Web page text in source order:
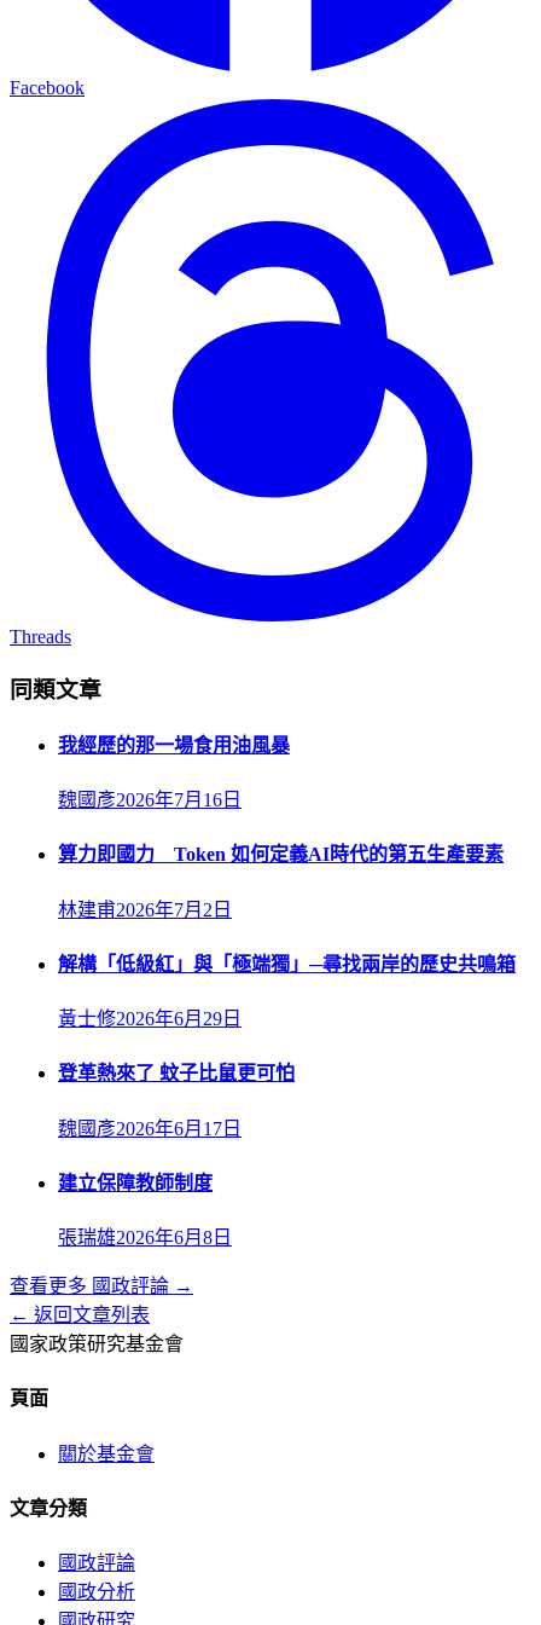
Facebook
Threads
同類文章
我經歷的那一場食用油風暴
魏國彥2026年7月16日
算力即國力 Token 如何定義AI時代的第五生產要素
林建甫2026年7月2日
解構「低級紅」與「極端獨」─尋找兩岸的歷史共鳴箱
黃士修2026年6月29日
登革熱來了 蚊子比鼠更可怕
魏國彥2026年6月17日
建立保障教師制度
張瑞雄2026年6月8日
查看更多 國政評論 →
← 返回文章列表
國家政策研究基金會
頁面
關於基金會
文章分類
國政評論
國政分析